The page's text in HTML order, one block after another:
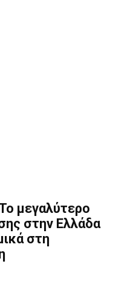
μεγαλύτερο
στην Ελλάδα
στη